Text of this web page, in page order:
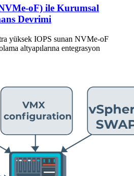
oF) ile Kurumsal
Devrimi
yüksek IOPS sunan NVMe-oF
altyapılarına entegrasyon